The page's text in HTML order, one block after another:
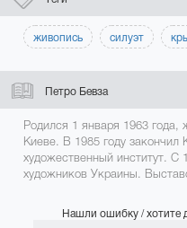
живопись силуэт
Петро Бевза
Родился 1 января 1963
Киеве. В 1985 году закончил
художественный институт. С
художников Украины.
Нашли ошибку / хотите